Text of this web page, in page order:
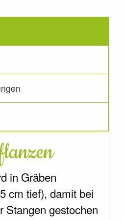
in Gräben
cm tief), damit bei
Stangen gestochen